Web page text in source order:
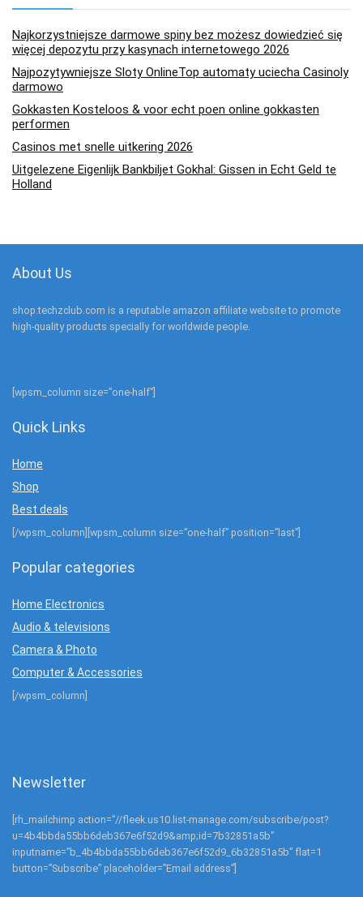
Najkorzystniejsze darmowe spiny bez możesz dowiedzieć się
więcej depozytu przy kasynach internetowego 2026
Najpozytywniejsze Sloty OnlineTop automaty uciecha Casinoly
darmowo
Gokkasten Kosteloos & voor echt poen online gokkasten
performen
Casinos met snelle uitkering 2026
Uitgelezene Eigenlijk Bankbiljet Gokhal: Gissen in Echt Geld te
Holland
About Us
shop.techzclub.com is a reputable amazon affiliate website to promote
high-quality products specially for worldwide people.
[wpsm_column size=”one-half”]
Quick Links
Home
Shop
Best deals
[/wpsm_column][wpsm_column size=”one-half” position=”last”]
Popular categories
Home Electronics
Audio & televisions
Camera & Photo
Computer & Accessories
[/wpsm_column]
Newsletter
[rh_mailchimp action=”//fleek.us10.list-manage.com/subscribe/post?
u=4b4bbda55bb6deb367e6f52d9&amp;id=7b32851a5b”
inputname=”b_4b4bbda55bb6deb367e6f52d9_6b32851a5b” flat=1
button=”Subscribe” placeholder=”Email address”]